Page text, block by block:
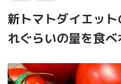
新トマトダイエッ
れぐらいの量を食べ